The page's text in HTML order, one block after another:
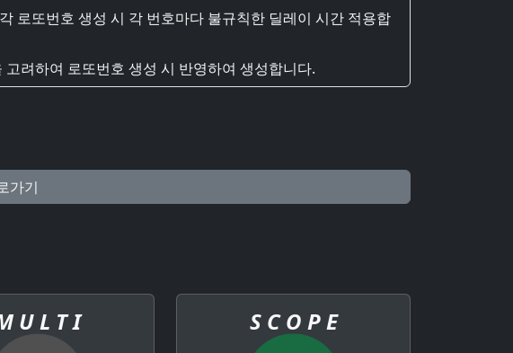
로또번호 생성 시 각 번호마다 불규칙한 딜레이 시간 적용합
고려하여 로또번호 생성 시 반영하여 생성합니다.
가기
U L T I S C O P E